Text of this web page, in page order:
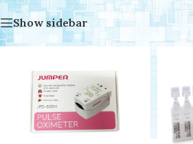
Show sidebar